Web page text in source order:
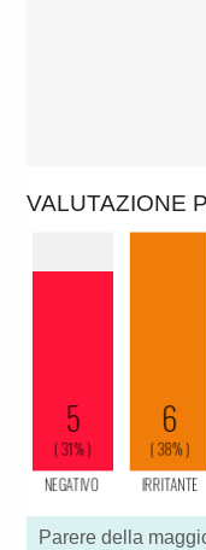
VALUTAZIONE
Parere della